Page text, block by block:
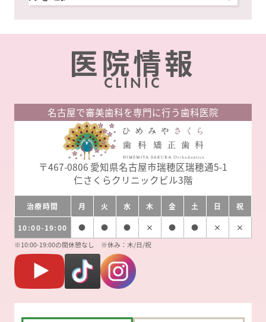
ー
カ
医院情報
CLINIC
名古屋で審美歯科を専門に行う歯科医院
〒467-0806 愛知県名古屋市瑞穂区瑞穂通5-1
仁さくらクリニックビル3階
治療時間 月 火 水 木 金 土 日 祝
10:00-19:00 ● ● ● × ● ● × ×
※10:00-19:00の間休憩なし ※休み：木/日/祝